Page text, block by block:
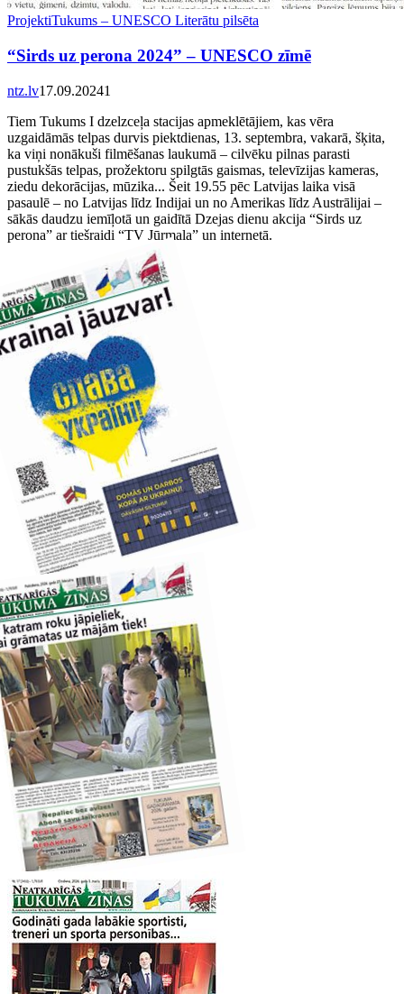
ProjektiTukums – UNESCO Literātu pilsēta
“Sirds uz perona 2024” – UNESCO zīmē
ntz.lv17.09.20241
Tiem Tukums I dzelzceļa stacijas apmeklētājiem, kas vēra
uzgaidāmās telpas durvis piektdienas, 13. septembra, vakarā, šķita,
ka viņi nonākuši filmēšanas laukumā – cilvēku pilnas parasti
pustukšās telpas, prožektoru spilgtās gaismas, televīzijas kameras,
ziedu dekorācijas, mūzika... Šeit 19.55 pēc Latvijas laika visā
pasaulē – no Latvijas līdz Indijai un no Amerikas līdz Austrālijai –
sākās daudzu iemīļotā un gaidītā Dzejas dienu akcija “Sirds uz
perona” ar tiešraidi “TV Jūrmala” un internetā.